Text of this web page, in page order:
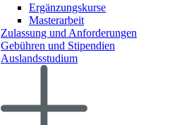
Ergänzungskurse
Masterarbeit
Zulassung und Anforderungen
Gebühren und Stipendien
Auslandsstudium